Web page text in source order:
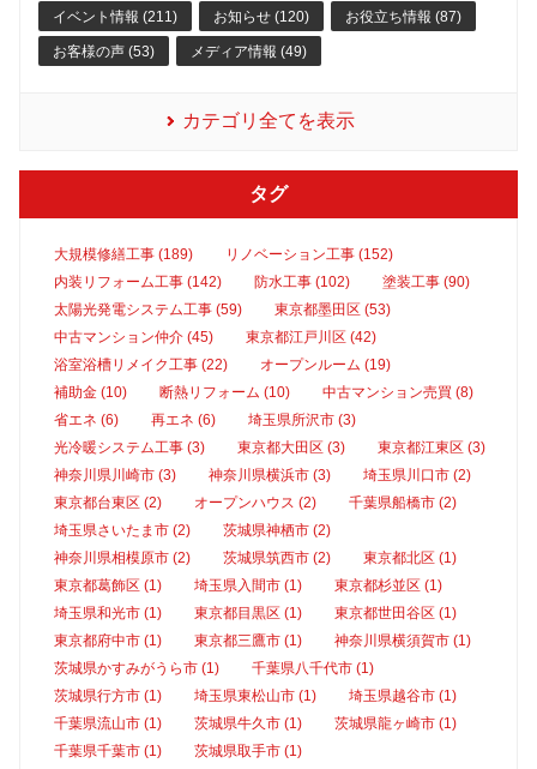
イベント情報 (211) お知らせ (120) お役立ち情報 (87)
お客様の声 (53) メディア情報 (49)
カテゴリ全てを表示
タグ
大規模修繕工事 (189)
リノベーション工事 (152)
内装リフォーム工事 (142)
防水工事 (102)
塗装工事 (90)
太陽光発電システム工事 (59)
東京都墨田区 (53)
中古マンション仲介 (45)
東京都江戸川区 (42)
浴室浴槽リメイク工事 (22)
オープンルーム (19)
補助金 (10)
断熱リフォーム (10)
中古マンション売買 (8)
省エネ (6)
再エネ (6)
埼玉県所沢市 (3)
光冷暖システム工事 (3)
東京都大田区 (3)
東京都江東区 (3)
神奈川県川崎市 (3)
神奈川県横浜市 (3)
埼玉県川口市 (2)
東京都台東区 (2)
オープンハウス (2)
千葉県船橋市 (2)
埼玉県さいたま市 (2)
茨城県神栖市 (2)
神奈川県相模原市 (2)
茨城県筑西市 (2)
東京都北区 (1)
東京都葛飾区 (1)
埼玉県入間市 (1)
東京都杉並区 (1)
埼玉県和光市 (1)
東京都目黒区 (1)
東京都世田谷区 (1)
東京都府中市 (1)
東京都三鷹市 (1)
神奈川県横須賀市 (1)
茨城県かすみがうら市 (1)
千葉県八千代市 (1)
茨城県行方市 (1)
埼玉県東松山市 (1)
埼玉県越谷市 (1)
千葉県流山市 (1)
茨城県牛久市 (1)
茨城県龍ヶ崎市 (1)
千葉県千葉市 (1)
茨城県取手市 (1)